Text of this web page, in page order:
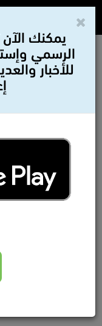
يمكنك الآن
الرسمي
للأخبار